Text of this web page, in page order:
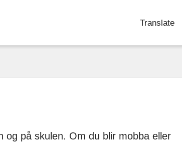
Translate
og på skulen. Om du blir mobba eller